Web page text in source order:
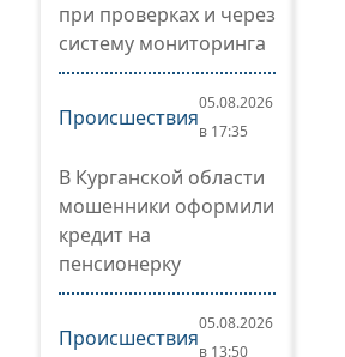
при проверках и через
систему мониторинга
Происшествия
05.08.2026
в 17:35
В Курганской области
мошенники оформили
кредит на
пенсионерку
Происшествия
05.08.2026
в 13:50